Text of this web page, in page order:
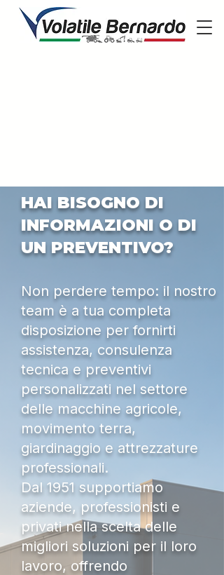
HAI BISOGNO DI
INFORMAZIONI O DI
UN PREVENTIVO?
Non perdere tempo: il nostro
team è a tua completa
disposizione per fornirti
assistenza, consulenza
tecnica e preventivi
personalizzati nel settore
delle macchine agricole,
movimento terra,
giardinaggio e attrezzature
professionali.
Dal 1951 supportiamo
aziende, professionisti e
privati nella scelta delle
migliori soluzioni per il loro
lavoro, offrendo